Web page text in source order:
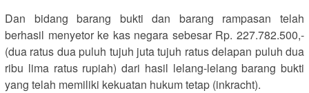
Dan bidang barang bukti dan barang rampasan telah
berhasil menyetor ke kas negara sebesar Rp. 227.782.500,-
(dua ratus dua puluh tujuh juta tujuh ratus delapan puluh dua
ribu lima ratus rupiah) dari hasil lelang-lelang barang bukti
yang telah memiliki kekuatan hukum tetap (inkracht).